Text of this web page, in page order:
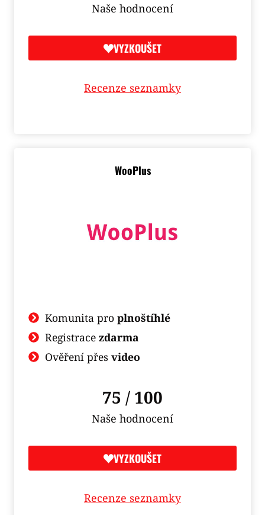
Naše hodnocení
VYZKOUŠET
Recenze seznamky
WooPlus
Komunita pro plnoštíhlé
Registrace zdarma
Ověření přes video
75 / 100
Naše hodnocení
VYZKOUŠET
Recenze seznamky